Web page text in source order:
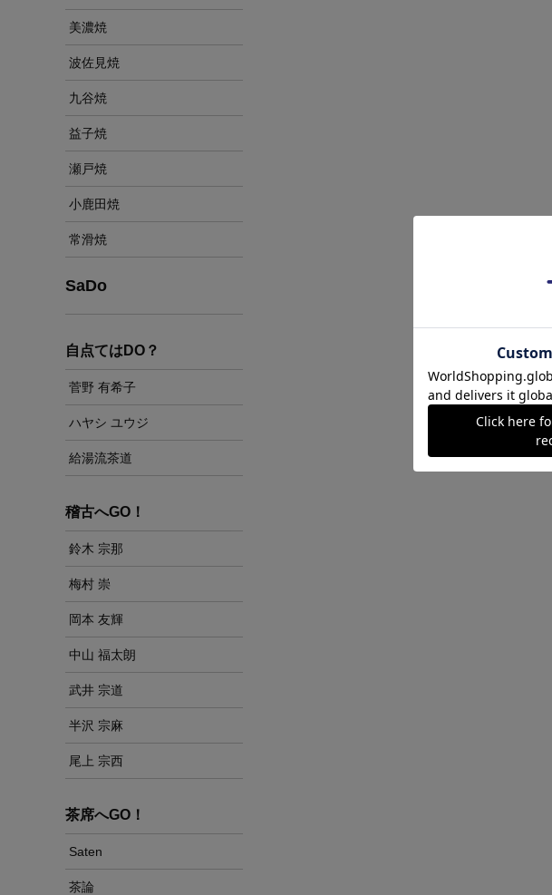
美濃焼
波佐見焼
九谷焼
益子焼
瀬戸焼
小鹿田焼
常滑焼
SaDo
自点てはDO？
菅野 有希子
ハヤシ ユウジ
給湯流茶道
稽古へGO！
鈴木 宗那
梅村 崇
岡本 友輝
中山 福太朗
武井 宗道
半沢 宗麻
尾上 宗西
茶席へGO！
Saten
茶論